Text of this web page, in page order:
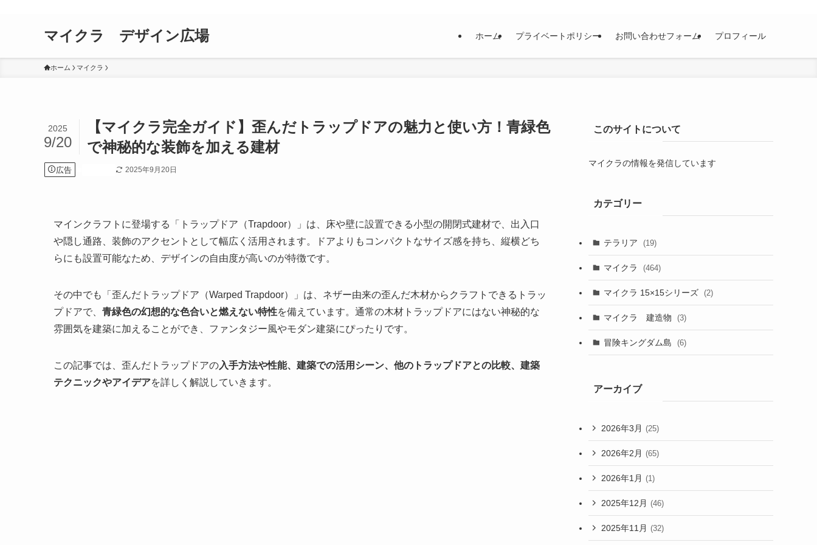
マイクラ デザイン広場 ホーム プライベートポリシー お問い合わせフォーム プロフィール
ホーム マイクラ
【マイクラ完全ガイド】歪んだトラップドアの魅力と使い方！青緑色
で神秘的な装飾を加える建材
2025
9/20
広告 2025年9月20日
マインクラフトに登場する「トラップドア（Trapdoor）」は、床や壁に設置できる小型の開閉式建材で、出入口
や隠し通路、装飾のアクセントとして幅広く活用されます。ドアよりもコンパクトなサイズ感を持ち、縦横どち
らにも設置可能なため、デザインの自由度が高いのが特徴です。
その中でも「歪んだトラップドア（Warped Trapdoor）」は、ネザー由来の歪んだ木材からクラフトできるトラッ
プドアで、 青緑色の幻想的な色合いと燃えない特性を備えています。通常の木材トラップドアにはない神秘的な
雰囲気を建築に加えることができ、ファンタジー風やモダン建築にぴったりです。
この記事では、歪んだトラップドアの入手方法や性能、建築での活用シーン、他のトラップドアとの比較、建築
テクニックやアイデアを詳しく解説していきます。
このサイトについて
マイクラの情報を発信しています
カテゴリー
テラリア (19)
マイクラ (464)
マイクラ 15×15シリーズ (2)
マイクラ 建造物 (3)
冒険キングダム島 (6)
アーカイブ
2026年3月 (25)
2026年2月 (65)
2026年1月 (1)
2025年12月 (46)
2025年11月 (32)